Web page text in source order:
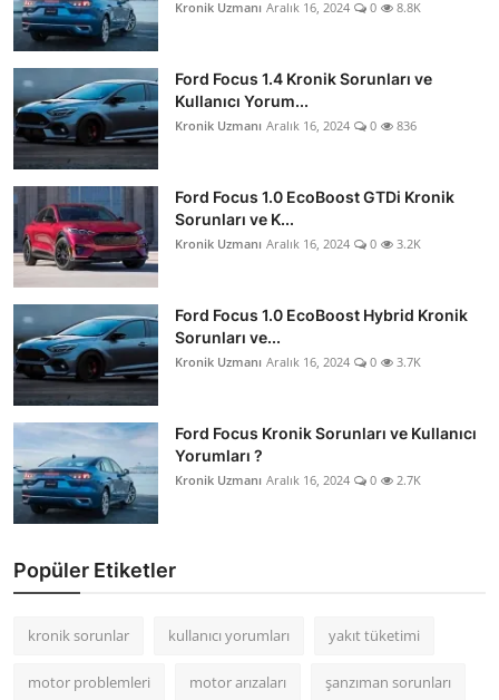
Kronik Uzmanı Aralık 16, 2024 0 8.8K
Ford Focus 1.4 Kronik Sorunları ve
Kullanıcı Yorum...
Kronik Uzmanı Aralık 16, 2024 0 836
Ford Focus 1.0 EcoBoost GTDi Kronik
Sorunları ve K...
Kronik Uzmanı Aralık 16, 2024 0 3.2K
Ford Focus 1.0 EcoBoost Hybrid Kronik
Sorunları ve...
Kronik Uzmanı Aralık 16, 2024 0 3.7K
Ford Focus Kronik Sorunları ve Kullanıcı
Yorumları ?
Kronik Uzmanı Aralık 16, 2024 0 2.7K
Popüler Etiketler
kronik sorunlar kullanıcı yorumları yakıt tüketimi
motor problemleri motor arızaları şanzıman sorunları